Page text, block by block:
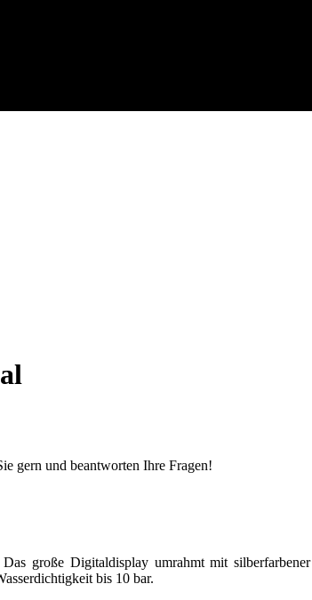
gern und beantworten Ihre Fragen!
große Digitaldisplay umrahmt mit
bis 10 bar.